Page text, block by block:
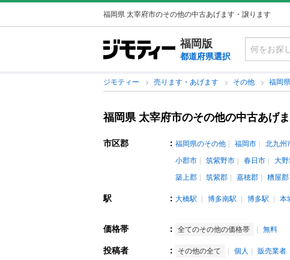
福岡県 太宰府市のその他の中古あげます・譲ります
福岡版
都道府県選択
ジモティー 売ります・あげます その他 福岡
福岡県 太宰府市のその他の中古あげ
市区郡 ： 福岡県のその他 福岡市 北九州
小郡市
筑紫野市 春日市 大
築上郡
筑紫郡 嘉穂郡 糟屋郡
駅 ： 大橋駅 博多南駅 博多駅 本
価格帯 ： 全てのその他の価格帯 無料
投稿者 ： その他の全て 個人 販売業者